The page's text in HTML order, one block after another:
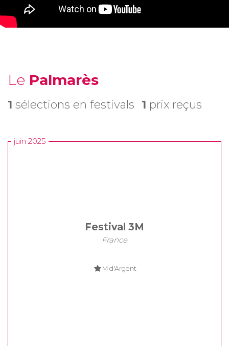
Le Palmarès
1 sélections en festivals 1 prix reçus
juin 2025
Festival 3M
France
M d'Argent